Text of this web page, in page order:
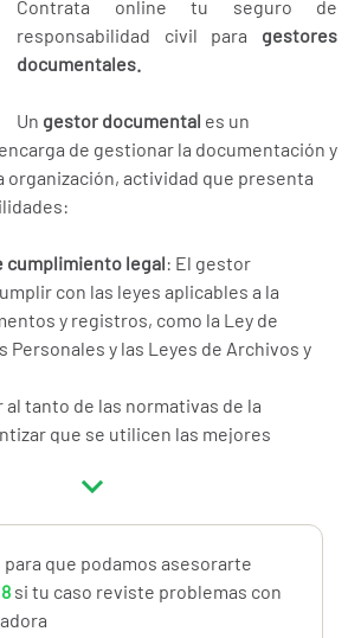
Contrata online tu seguro de
responsabilidad civil para gestores
documentales.
Un gestor documental es un
de gestionar la documentación y
organización, actividad que presenta
cumplimiento legal: El gestor
con las leyes aplicables a la
y registros, como la Ley de
Personales y las Leyes de Archivos y
tanto de las normativas de la
que se utilicen las mejores
confidencial y personal de la
clientes, y garantizar que se utilicen
adecuados para evitar la filtración o
para que podamos asesorarte
si tu caso reviste problemas con